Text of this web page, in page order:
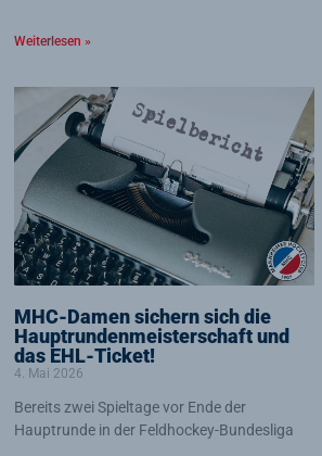
Weiterlesen »
MHC-Damen sichern sich die
Hauptrundenmeisterschaft und
das EHL-Ticket!
4. Mai 2026
Bereits zwei Spieltage vor Ende der
Hauptrunde in der Feldhockey-Bundesliga